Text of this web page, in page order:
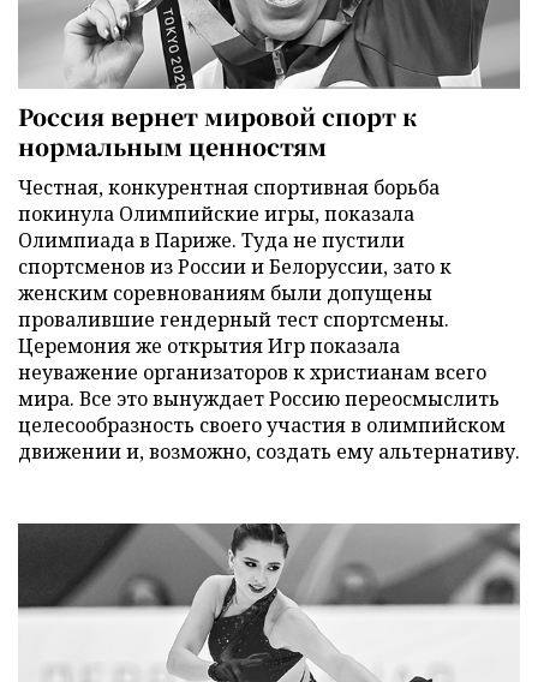
Россия вернет мировой спорт к
нормальным ценностям
Честная, конкурентная спортивная борьба
покинула Олимпийские игры, показала
Олимпиада в Париже. Туда не пустили
спортсменов из России и Белоруссии, зато к
женским соревнованиям были допущены
провалившие гендерный тест спортсмены.
Церемония же открытия Игр показала
неуважение организаторов к христианам всего
мира. Все это вынуждает Россию переосмыслить
целесообразность своего участия в олимпийском
движении и, возможно, создать ему альтернативу.